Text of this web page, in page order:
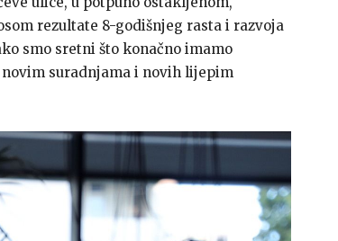
rezultate 8-godišnjeg rasta i razvoja
smo sretni što konačno imamo
suradnjama i novih lijepim